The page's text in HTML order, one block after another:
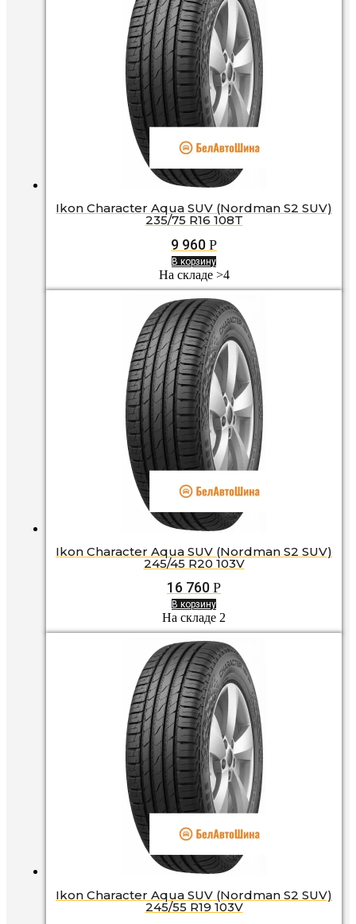
Ikon Character Aqua SUV (Nordman S2 SUV)
235/75 R16 108T
9 960 Р
В корзину
На складе >4
Ikon Character Aqua SUV (Nordman S2 SUV)
245/45 R20 103V
16 760 Р
В корзину
На складе 2
Ikon Character Aqua SUV (Nordman S2 SUV)
245/55 R19 103V